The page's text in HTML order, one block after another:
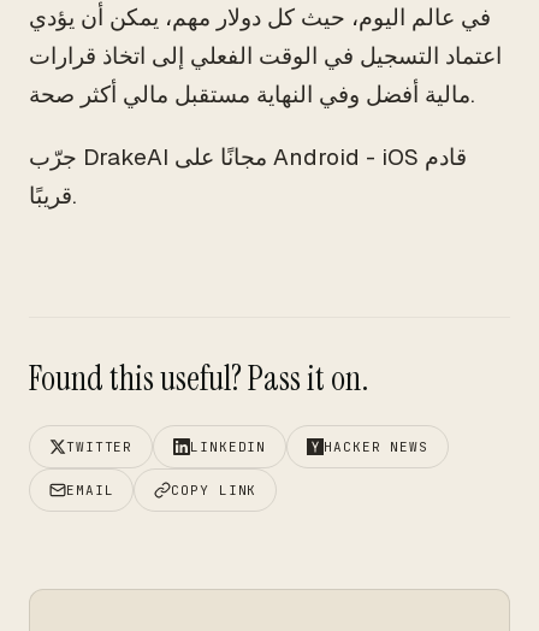
في عالم اليوم، حيث كل دولار مهم، يمكن أن يؤدي
اعتماد التسجيل في الوقت الفعلي إلى اتخاذ قرارات
مالية أفضل وفي النهاية مستقبل مالي أكثر صحة.
جرّب DrakeAI مجانًا على Android - iOS قادم
قريبًا.
Found this useful? Pass it on.
TWITTER LINKEDIN HACKER NEWS
EMAIL COPY LINK